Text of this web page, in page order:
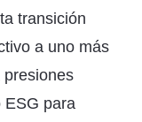
transición
a uno más
presiones
ESG para